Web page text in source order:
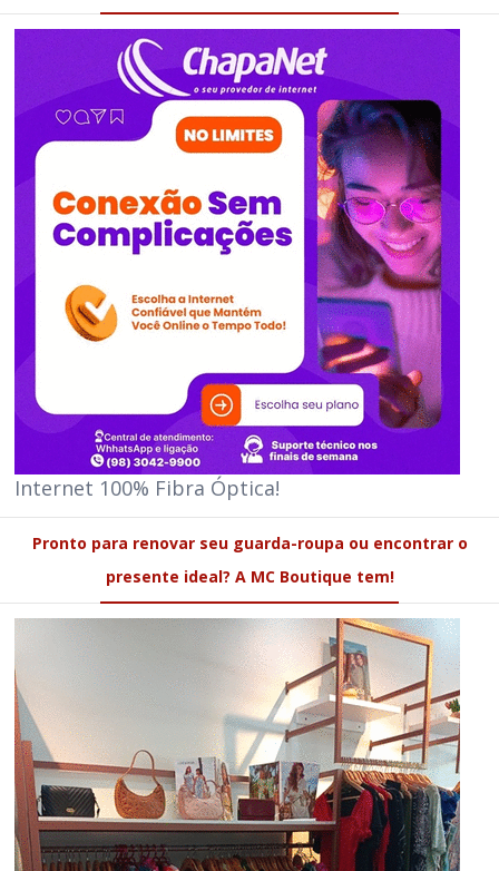
Internet 100% Fibra Óptica!
Pronto para renovar seu guarda-roupa ou encontrar o
presente ideal? A MC Boutique tem!